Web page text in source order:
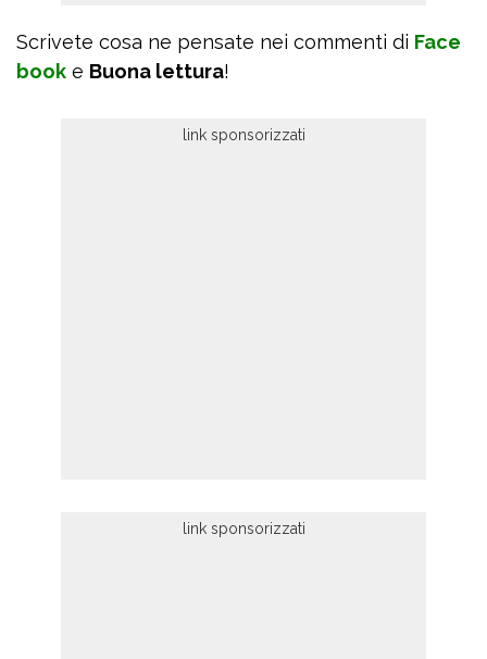
Scrivete cosa ne pensate nei commenti di Face
book e Buona lettura!